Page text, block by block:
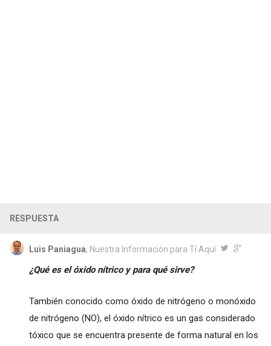
RESPUESTA
Luis Paniagua, Nuestra Información para Tí Aquí
¿Qué es el óxido nítrico y para qué sirve?
También conocido como óxido de nitrógeno o monóxido
de nitrógeno (NO), el óxido nítrico es un gas considerado
tóxico que se encuentra presente de forma natural en los